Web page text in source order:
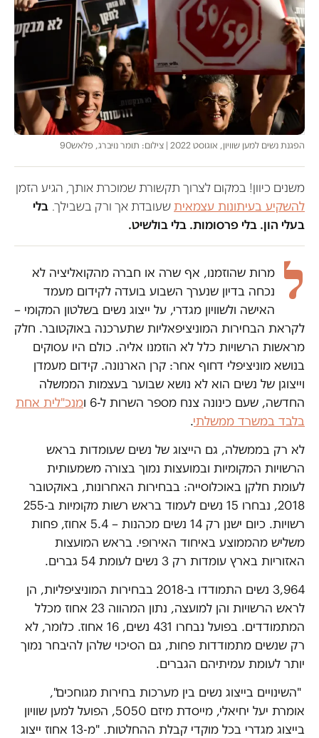
הפגנת נשים למען שוויון, אוגוסט 2022 | צילום: תומר נויברג, פלאש90
משנים כיוון! במקום לצרוך תקשורת שמוכרת אותך, הגיע הזמן
להשקיע בעיתונות עצמאיתשעובדת אך ורק בשבילך. בלי
בעלי הון. בלי פרסומות. בלי בולשיט.
ל מרות שהוזמנו, אף שרה או חברה מהקואליציה לא
נכחה בדיון שנערך השבוע בועדה לקידום מעמד
האישה ולשוויון מגדרי, על ייצוג נשים בשלטון המקומי –
לקראת הבחירות המוניציפאליות שתערכנה באוקטובר. חלק
מראשות הרשויות כלל לא הוזמנו אליה. כולם היו עסוקים
בנושא מוניציפלי דחוף אחר: קרן הארנונה. קידום מעמדן
וייצוגן של נשים הוא לא נושא שבוער בעצמות הממשלה
החדשה, שעם כינונה צנח מספר השרות ל-6 ו
מנכ"לית אחת
בלבד במשרד ממשלתי.
לא רק בממשלה, גם הייצוג של נשים שעומדות בראש
הרשויות המקומיות ובמועצות נמוך בצורה משמעותית
לעומת חלקן באוכלוסייה: בבחירות האחרונות, באוקטובר
2018, נבחרו 15 נשים לעמוד בראש רשות מקומיות ב-255
רשויות. כיום ישנן רק 14 נשים מכהנות – 5.4 אחוז, פחות
משליש מהממוצע באיחוד האירופי. בראש המועצות
האזוריות בארץ עומדות רק 3 נשים לעומת 54 גברים.
3,964 נשים התמודדו ב-2018 בבחירות המוניציפליות, הן
לראש הרשויות והן למועצה, נתון המהווה 23 אחוז מכלל
המתמודדים. בפועל נבחרו 431 נשים, 16 אחוז. כלומר, לא
רק שנשים מתמודדות פחות, גם הסיכוי שלהן להיבחר נמוך
יותר לעומת עמיתיהם הגברים.
"השינויים בייצוג נשים בין מערכות בחירות מגוחכים",
אומרת יעל יחיאלי, מייסדת מיזם 5050, הפועל למען שוויון
בייצוג מגדרי בכל מוקדי קבלת ההחלטות. "מ-13 אחוז ייצוג